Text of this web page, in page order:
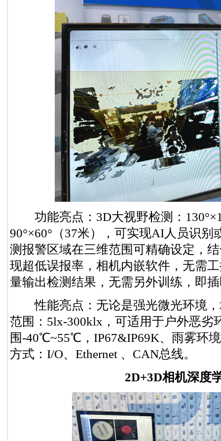
功能亮点：3D大视野检测：
90°×60°（37米），可实现AI人员识
测报警区域在三维范围可精确设定，
现超低误报率，相机内嵌软件，无需
量输出检测结果，无需另外训练，即
性能亮点：无论是强光微光环境，
范围：5lx-300klx，可适用于户外恶劣
围-40℃~55℃，IP67&IP69K、雨雾环
方式：I/O、Ethernet 、CAN总线。
2D+3D相机深度